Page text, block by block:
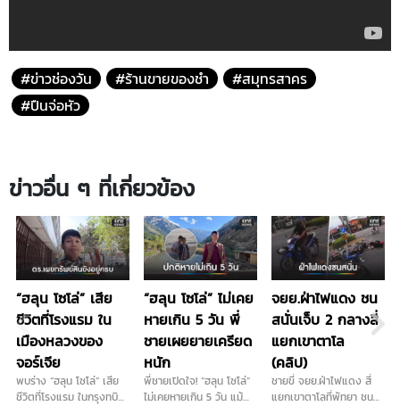
#ข่าวช่องวัน #ร้านขายของชำ
#สมุทรสาคร
#ปืนจ่อหัว
ข่าวอื่น ๆ ที่เกี่ยวข้อง
“ฮลุน โซโล่” เสีย
ชีวิตที่โรงแรม ใน
เมืองหลวงของ
จอร์เจีย
พบร่าง “ฮลุน โซโล่” เสีย
ชีวิตที่โรงแรม ในกรุงทบิลิ
“ฮลุน โซโล่” ไม่เคย
หายเกิน 5 วัน พี่
ชายเผยยายเครียด
หนัก
พี่ชายเปิดใจ! “ฮลุน โซโล่”
ไม่เคยหายเกิน 5 วัน แม้
จยย.ฝ่าไฟแดง ชน
สนั่นเจ็บ 2 กลางสี่
แยกเขาตาโล
(คลิป)
ชายขี่ จยย.ฝ่าไฟแดง สี่
แยกเขาตาโลที่พัทยา ชน